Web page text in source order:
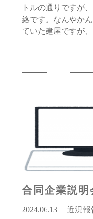
トルの通りですが
絡です。なんやか
ていた建屋ですが
合同企業説明
2024.06.13 近況報